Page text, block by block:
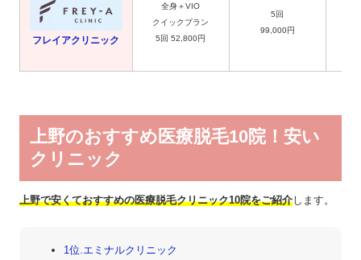
フレイアクリニック
全身＋VIO
クイックプラン
5回 52,800円
5回
99,000円
上野のおすすめ医療脱毛10院！安い
クリニック
上野で安くておすすめの医療脱毛クリニック10院をご紹介します。
1位.エミナルクリニック